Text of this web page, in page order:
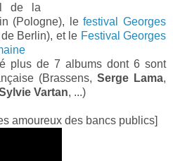
de la
(Pologne), lefestival Georges
Berlin), et le Festival Georges
plus de 7 albums dont 6 sont
(Brassens,Serge Lama,
Vartan, ...)
amoureux des bancs publics]